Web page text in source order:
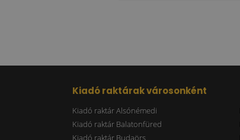
Kiadó raktárak városonként
Kiadó raktár Alsónémedi
Kiadó raktár Balatonfüred
Kiadó raktár Budaörs